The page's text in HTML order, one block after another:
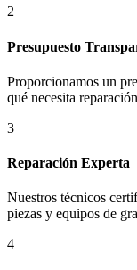
2
Presupuesto
Proporcionamos un
qué necesita
3
Reparación Experta
Nuestros técnicos
piezas y equipos de
4